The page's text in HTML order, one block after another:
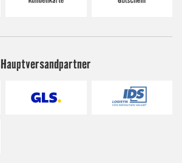
Hauptversandpartner